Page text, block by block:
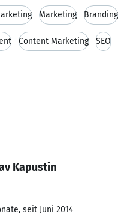
Marketing Branding
Content Marketing SEO
Kapustin
seit Juni 2014